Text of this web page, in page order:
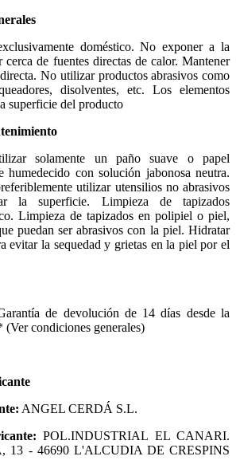
doméstico. No exponer a la
de fuentes directas de calor. Mantener
No utilizar productos abrasivos como
disolventes, etc. Los elementos
superficie del producto
solamente un paño suave o papel
humedecido con solución jabonosa neutra.
utilizar utensilios no abrasivos
la superficie. Limpieza de tapizados
Limpieza de tapizados en polipiel o piel,
puedan ser abrasivos con la piel. Hidratar
evitar la sequedad y grietas en la piel por el
de devolución de 14 días desde la
condiciones generales)
ANGEL CERDÁ S.L.
POL.INDUSTRIAL EL CANARI.
13 - 46690 L'ALCUDIA DE CRESPINS